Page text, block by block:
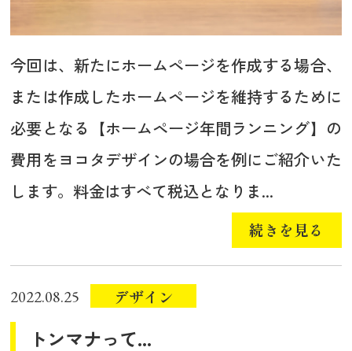
今回は、新たにホームページを作成する場合、
または作成したホームページを維持するために
必要となる【ホームページ年間ランニング】の
費用をヨコタデザインの場合を例にご紹介いた
します。料金はすべて税込となりま...
続きを見る
2022.08.25 デザイン
トンマナって...